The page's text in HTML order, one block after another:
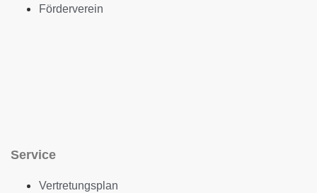
Förderverein
Service
Vertretungsplan